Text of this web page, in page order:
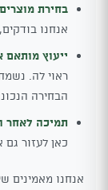
בחירת
אנחנו
ייעוץ מותאם
ראוי לה.
הבחירה
תמיכה לאחר
כאן לעזור
אנחנו מאמינים